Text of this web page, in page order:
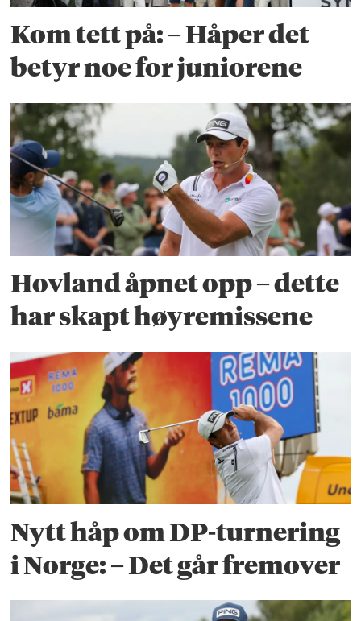
Kom tett på: – Håper det
betyr noe for juniorene
Hovland åpnet opp – dette
har skapt høyremissene
Nytt håp om DP-turnering
i Norge: – Det går fremover